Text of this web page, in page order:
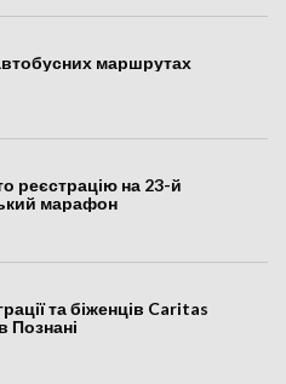
маршрутах
реєстрацію на 23-й
марафон
та біженців Caritas
Познані